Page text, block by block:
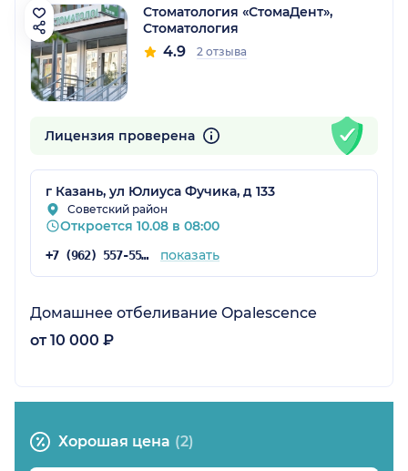
Стоматология «СтомаДент»,
Стоматология
4.9 2 отзыва
Лицензия проверена
г Казань, ул Юлиуса Фучика, д 133
Советский район
Откроется 10.08 в 08:00
+7 (962) 557-55-99 показать
Домашнее отбеливание Opalescence
от 10 000 ₽
Хорошая цена (2)